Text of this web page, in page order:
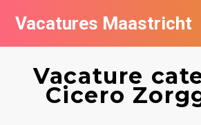
Vacatures Maastricht
Vacature
Cicero
Vacatures per bedrijf in Maastricht
De populairste vacatures in